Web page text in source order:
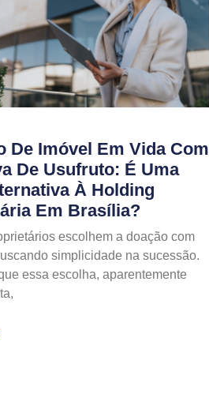
De Imóvel Em Vida Com
De Usufruto: É Uma
À Holding
Em Brasília?
escolhem a doação com
simplicidade na sucessão.
essa escolha, aparentemente